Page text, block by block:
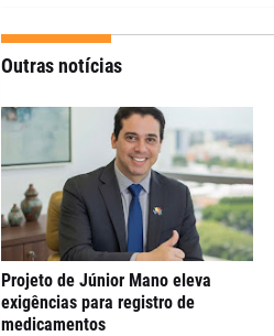
Outras notícias
Projeto de Júnior Mano eleva
exigências para registro de
medicamentos